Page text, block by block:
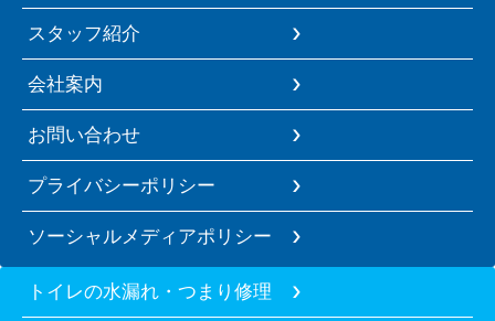
スタッフ紹介
会社案内
お問い合わせ
プライバシーポリシー
ソーシャルメディアポリシー
トイレの水漏れ・つまり修理